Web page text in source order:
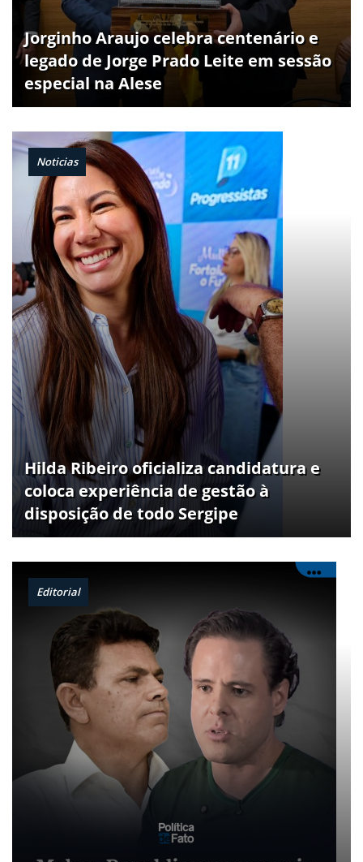
Jorginho Araujo celebra centenário e
legado de Jorge Prado Leite em sessão
especial na Alese
Noticias
Hilda Ribeiro oficializa candidatura e
coloca experiência de gestão à
disposição de todo Sergipe
Editorial